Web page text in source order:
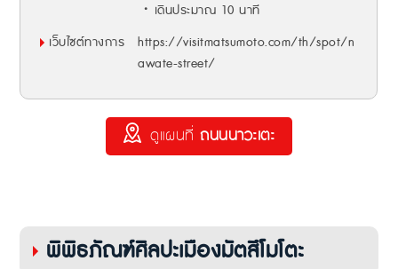
・เดินประมาณ 10 นาที
เว็บไซต์ทางการ
https://visitmatsumoto.com/th/spot/n
awate-street/
ดูแผนที่ ถนนนาวะเตะ
พิพิธภัณฑ์ศิลปะเมืองมัตสึโมโตะ